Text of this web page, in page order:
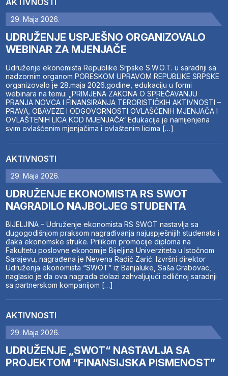
AKTIVNOSTI
29. Maja 2026.
UDRUŽENJE USPJEŠNO ORGANIZOVALO
WEBINAR ZA MJENJAČE
Udruženje ekonomista Republike Srpske S.W.O.T. u saradnji sa
nadzornim organom PORESKOM UPRAVOM REPUBLIKE SRPSKE
organizovalo je 28.maja 2026.godine, edukaciju u formi
webinara na temu: „PRIMJENA ZAKONA O SPREČAVANJU
PRANJA NOVCA I FINANSIRANJA TERORISTIČKIH AKTIVNOSTI –
PRAVA, OBAVEZE I ODGOVORNOSTI OVLAŠĆENIH MJENJAČA I
OVLAŠTENIH LICA KOD MJENJAČA“ Edukacija je namijenjena
svim ovlašćenim mjenjačima i ovlaštenim licima […]
AKTIVNOSTI
29. Maja 2026.
UDRUŽENJE EKONOMISTA RS SWOT
NAGRADILO NAJBOLJEG STUDENTA
BIJELJINA – Udruženje ekonomista RS SWOT nastavlja sa
dugogodišnjom praksom nagrađivanja najuspješnijih studenata i
đaka ekonomske struke. Prilikom promocije diploma na
Fakultetu poslovne ekonomije Bijeljina Univerziteta u Istočnom
Sarajevu, nagrađena je Nevena Radić Zarić. Izvršni direktor
Udruženja ekonomista “SWOT” iz Banjaluke, Saša Grabovac,
naglasio je da ova nagrada dolazi zahvaljujući odličnoj saradnji
sa partnerskom kompanijom […]
AKTIVNOSTI
29. Maja 2026.
UDRUŽENJE „SWOT“ NASTAVLJA SA
PROJEKTOM “FINANSIJSKA PISMENOST”